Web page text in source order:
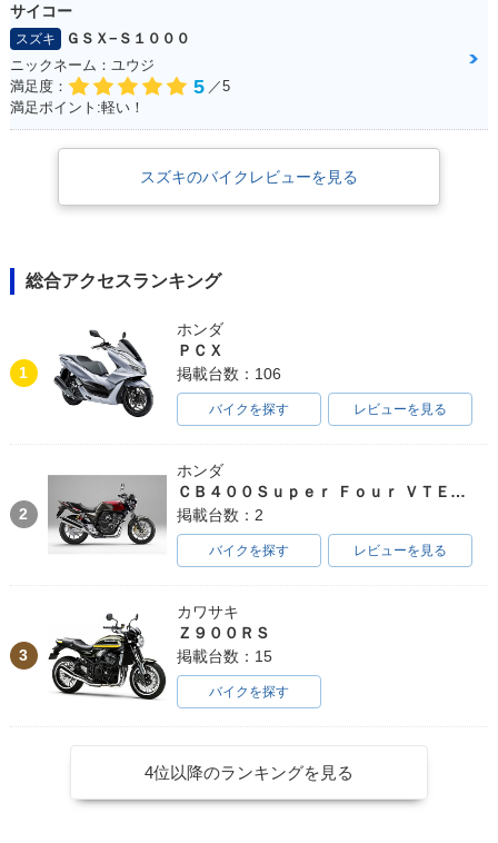
サイコー
スズキ
ＧＳＸ−Ｓ１０００
ニックネーム：ユウジ
満足度：
5 ／5
満足ポイント:軽い！
スズキのバイクレビューを見る
総合アクセスランキング
1
ホンダ
ＰＣＸ
掲載台数：106
バイクを探す レビューを見る
2
ホンダ
ＣＢ４００Ｓｕｐｅｒ Ｆｏｕｒ ＶＴＥＣ ＳＰＥＣ３
掲載台数：2
バイクを探す レビューを見る
3
カワサキ
Ｚ９００ＲＳ
掲載台数：15
バイクを探す
4位以降のランキングを見る